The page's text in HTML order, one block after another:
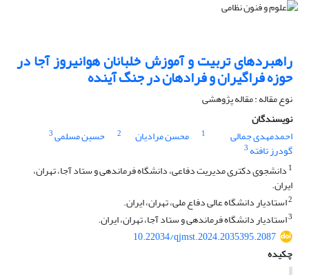
راهبردهای تربیت و آموزش خلبانان هوانیروز آجا در
حوزه فراگیران و فرادهان در‌ جنگ‌ آینده
نوع مقاله : مقاله پژوهشی
نویسندگان
احمدمهدی جمالی
1 محسن مرادیان 2 حسین مسلمی3
گودرز تافته 3
1 دانشجوی دکتری مدیریت دفاعی، دانشگاه فرماندهی و ستاد آجا، تهران،
ایران.
2استادیار دانشگاه عالی دفاع ملی، تهران، ایران.
3استادیار دانشگاه فرماندهی و ستاد آجا، تهران، ایران.
10.22034/qjmst.2024.2035395.2087
چکیده